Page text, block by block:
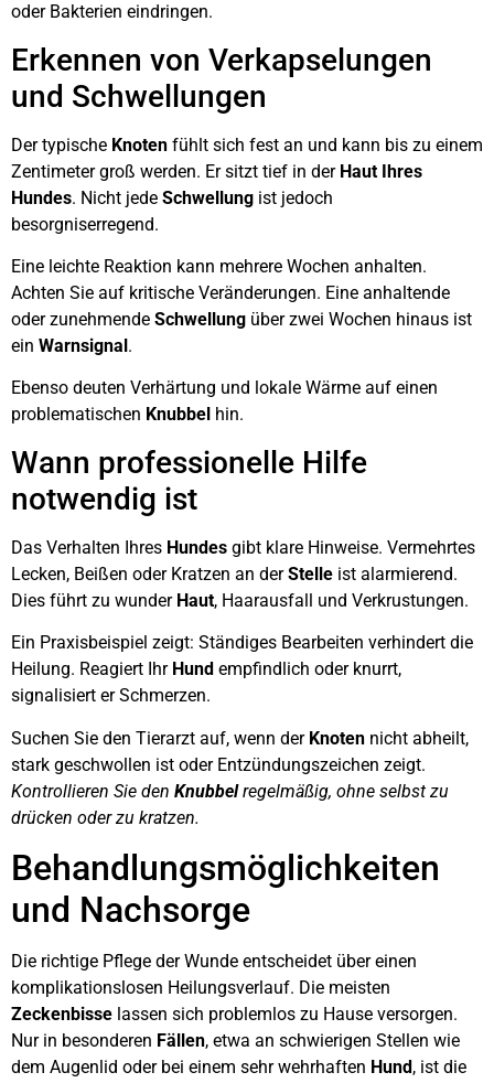
oder Bakterien eindringen.
Erkennen von Verkapselungen
und Schwellungen
Der typische Knoten fühlt sich fest an und kann bis zu einem
Zentimeter groß werden. Er sitzt tief in der Haut Ihres
Hundes. Nicht jede Schwellung ist jedoch
besorgniserregend.
Eine leichte Reaktion kann mehrere Wochen anhalten.
Achten Sie auf kritische Veränderungen. Eine anhaltende
oder zunehmende Schwellung über zwei Wochen hinaus ist
ein Warnsignal.
Ebenso deuten Verhärtung und lokale Wärme auf einen
problematischen Knubbel hin.
Wann professionelle Hilfe
notwendig ist
Das Verhalten Ihres Hundes gibt klare Hinweise. Vermehrtes
Lecken, Beißen oder Kratzen an derStelle ist alarmierend.
Dies führt zu wunder Haut, Haarausfall und Verkrustungen.
Ein Praxisbeispiel zeigt: Ständiges Bearbeiten verhindert die
Heilung. Reagiert Ihr Hund empfindlich oder knurrt,
signalisiert er Schmerzen.
Suchen Sie den Tierarzt auf, wenn der Knoten nicht abheilt,
stark geschwollen ist oder Entzündungszeichen zeigt.
Kontrollieren Sie den Knubbelregelmäßig, ohne selbst zu
drücken oder zu kratzen.
Behandlungsmöglichkeiten
und Nachsorge
Die richtige Pflege der Wunde entscheidet über einen
komplikationslosen Heilungsverlauf. Die meisten
Zeckenbisse lassen sich problemlos zu Hause versorgen.
Nur in besonderen Fällen, etwa an schwierigen Stellen wie
dem Augenlid oder bei einem sehr wehrhaften Hund, ist die